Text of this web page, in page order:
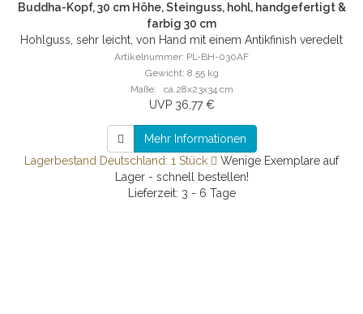
Buddha-Kopf, 30 cm Höhe, Steinguss, hohl, handgefertigt &
farbig 30 cm
Hohlguss, sehr leicht, von Hand mit einem Antikfinish veredelt
Artikelnummer: PL-BH-030AF
Gewicht: 8.55 kg
Maße: ca.28x23x34 cm
UVP 36,77 €
Mehr Informationen
Lagerbestand Deutschland: 1 Stück
Wenige Exemplare auf
Lager - schnell bestellen!
Lieferzeit: 3 - 6 Tage